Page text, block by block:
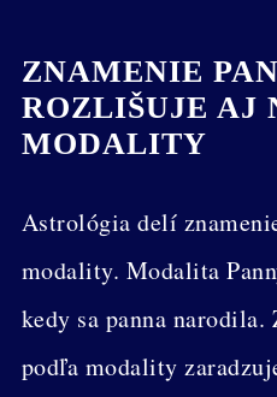
ZNAMENIE
ROZLIŠUJE AJ
MODALITY
Astrológia delí
modality. Modalita
kedy sa panna narodila.
podľa modality